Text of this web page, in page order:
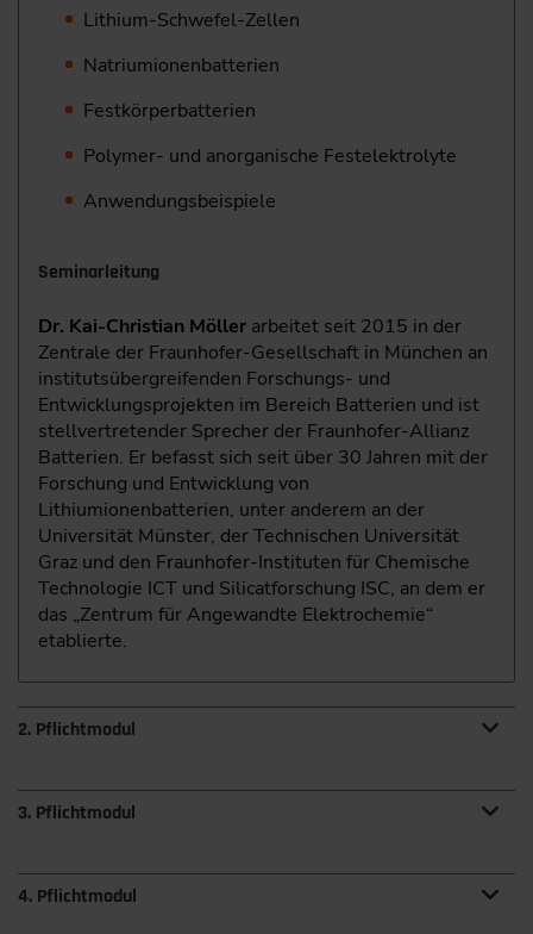
Lithium-Schwefel-Zellen
Natriumionenbatterien
Festkörperbatterien
Polymer- und anorganische Festelektrolyte
Anwendungsbeispiele
Seminarleitung
Dr. Kai-Christian Möller arbeitet seit 2015 in der
Zentrale der Fraunhofer-Gesellschaft in München an
institutsübergreifenden Forschungs- und
Entwicklungsprojekten im Bereich Batterien und ist
stellvertretender Sprecher der Fraunhofer-Allianz
Batterien. Er befasst sich seit über 30 Jahren mit der
Forschung und Entwicklung von
Lithiumionenbatterien, unter anderem an der
Universität Münster, der Technischen Universität
Graz und den Fraunhofer-Instituten für Chemische
Technologie ICT und Silicatforschung ISC, an dem er
das „Zentrum für Angewandte Elektrochemie“
etablierte.
2. Pflichtmodul
Modul 2: Die Produktion von Batteriezellen
gesamten Herstellungsprozess. Du lernst die
besonderen Herausforderungen auf dem Weg von der
3. Pflichtmodul
Modul 3: Von der Zelle zur Batterie
4. Pflichtmodul